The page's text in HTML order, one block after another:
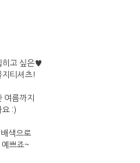
히고 싶은♥
지티셔츠!
여름까지
요 :)
색으로
예쁘죠~